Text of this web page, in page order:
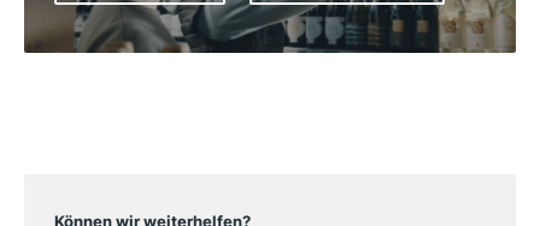
Können wir weiterhelfen?